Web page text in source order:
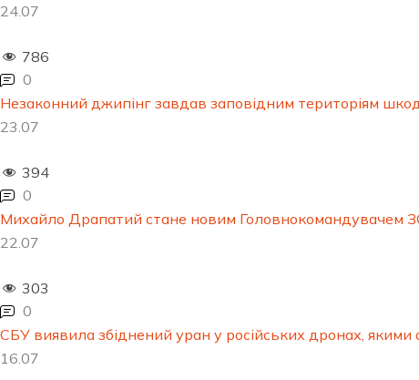
24.07
786
0
Незаконний джипінг завдав заповідним територіям
23.07
394
0
Михайло Драпатий стане новим Головнокомандувачем
22.07
303
0
СБУ виявила збіднений уран у російських дронах,
16.07